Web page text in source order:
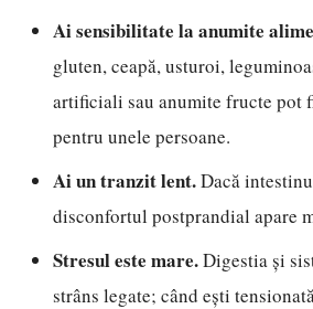
Ai sensibilitate la anumite
gluten, ceapă, usturoi,
artificiali sau anumite fructe pot
pentru unele persoane.
Ai un tranzit lent.Dacă
disconfortul postprandial apare
Stresul este mare.Digestia și
strâns legate; când ești